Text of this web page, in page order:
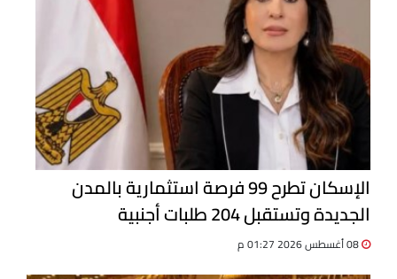
الإسكان تطرح 99 فرصة استثمارية بالمدن
الجديدة وتستقبل 204 طلبات أجنبية